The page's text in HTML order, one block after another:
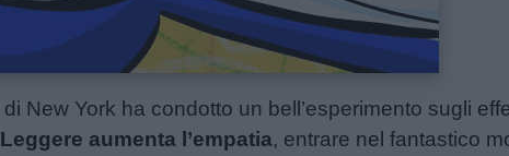
di New York ha condotto un bell’esperimento sugli
Leggere aumenta l’empatia, entrare nel fantastico